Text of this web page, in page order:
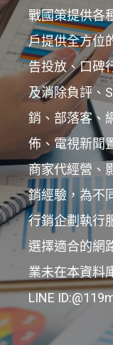
戰國策提供各
戶提供全方位
告投放、口碑
及消除負評、
銷、部落客、
佈、電視新聞
商家代經營、
銷經驗，為不
行銷企劃執行
選擇適合的網
業未在本資料
LINE